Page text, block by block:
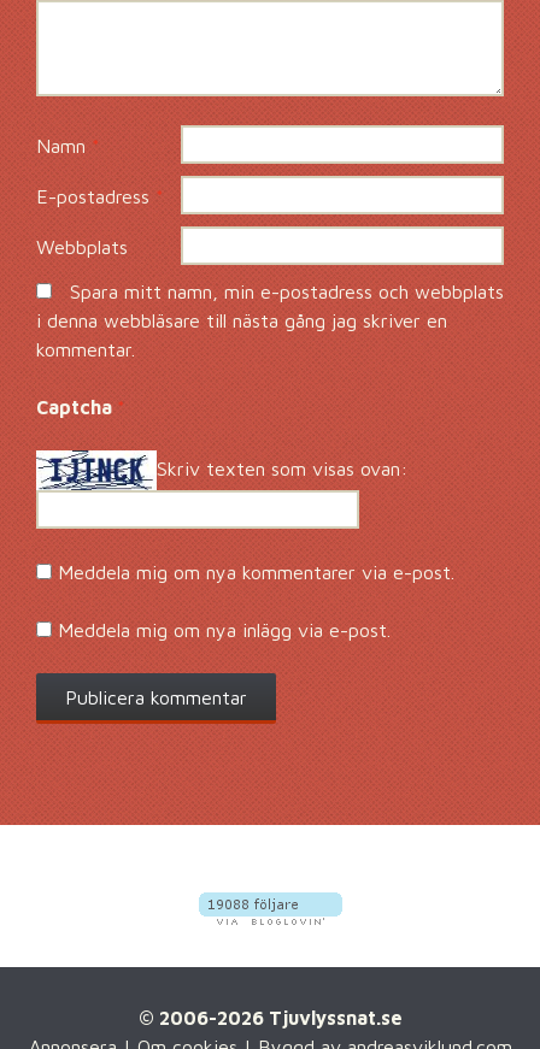
Namn *
E-postadress *
Webbplats
Spara mitt namn, min e-postadress och webbplats
i denna webbläsare till nästa gång jag skriver en
kommentar.
Captcha*
Skriv texten som visas ovan:
Meddela mig om nya kommentarer via e-post.
Meddela mig om nya inlägg via e-post.
© 2006-2026 Tjuvlyssnat.se